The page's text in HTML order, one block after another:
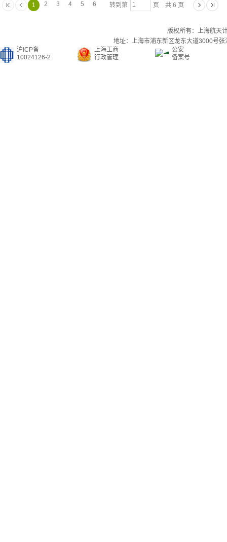
1 2 3 4 5 6 转到第 页 共 6 页
版权所有：上海航天
地址：上海市浦东新区龙东大道3000号
沪ICP备
10024126-2
上海工商
行政管理
公安
备案号